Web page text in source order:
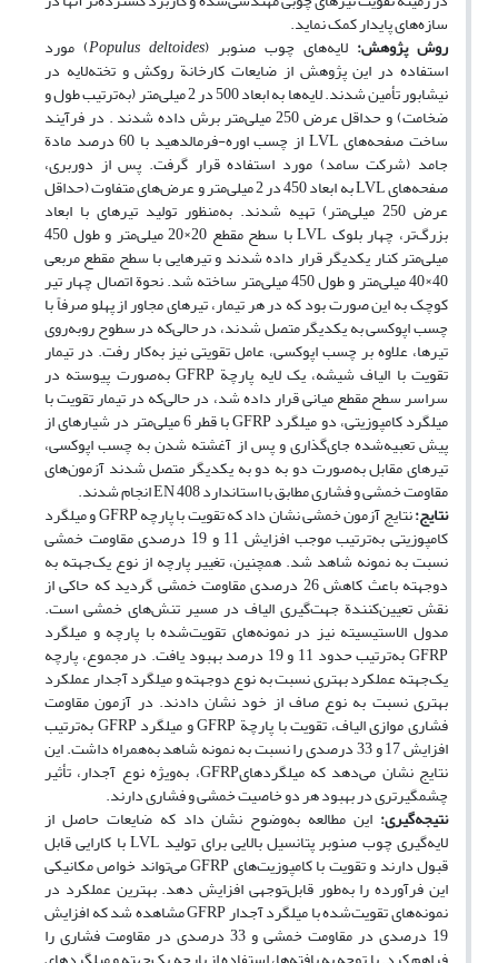
سازه‌های پایدار کمک نماید.
روش پژوهش: لایه‌های چوب صنوبر (Populus deltoides) مورد
استفاده در این پژوهش از ضایعات کارخانة روکش و تخته‌لایه در
نیشابور تأمین شدند. لایه‌ها به ابعاد 500 در 2 میلی‌متر (به‌ترتیب طول و
ضخامت) و حداقل عرض 250 میلی‌متر برش داده شدند . در فرآیند
ساخت صفحه‌های LVL از چسب اوره-فرمالدهید با 60 درصد مادة
جامد (شرکت سامد) مورد استفاده قرار گرفت. پس از دوربری،
صفحه‌های LVL به ابعاد 450 در 2 میلی‌متر و عرض‌های متفاوت (حداقل
عرض 250 میلی‌متر) تهیه شدند. به‌منظور تولید تیرهای با ابعاد
بزرگ‌تر، چهار بلوک LVL با سطح مقطع 20×20 میلی‌متر و طول 450
میلی‌متر کنار یکدیگر قرار داده شدند و تیرهایی با سطح مقطع مربعی
40×40 میلی‌متر و طول 450 میلی‌متر ساخته شد. نحوة اتصال چهار تیر
کوچک به این صورت بود که در هر تیمار، تیرهای مجاور از پهلو صرفاً با
چسب اپوکسی به یکدیگر متصل شدند، در حالی‌که در سطوح روبه‌روی
تیرها، علاوه بر چسب اپوکسی، عامل تقویتی نیز به‌کار رفت. در تیمار
تقویت با الیاف شیشه، یک لایه پارچة GFRP به‌صورت پیوسته در
سراسر سطح مقطع میانی قرار داده شد، در حالی‌که در تیمار تقویت با
میلگرد کامپوزیتی، دو میلگرد GFRP با قطر 6 میلی‌متر در شیارهای از
پیش تعبیه‌شده جای‌گذاری و پس از آغشته شدن به چسب اپوکسی،
تیرهای مقابل به‌صورت دو به دو به یکدیگر متصل شدند آزمون‌های
مقاومت خمشی و فشاری مطابق با استاندارد EN 408 انجام شدند.
نتایج: نتایج آزمون خمشی نشان داد که تقویت با پارچه GFRP و میلگرد
کامپوزیتی به‌ترتیب موجب افزایش 11 و 19 درصدی مقاومت خمشی
نسبت به نمونه شاهد شد. همچنین، تغییر پارچه از نوع یک‌جهته به
دو‌جهته باعث کاهش 26 درصدی مقاومت خمشی گردید که حاکی از
نقش تعیین‌کنندة جهت‌گیری الیاف در مسیر تنش‌های خمشی است.
مدول الاستیسیته نیز در نمونه‌های تقویت‌شده با پارچه و میلگرد
GFRP به‌ترتیب حدود 11 و 19 درصد بهبود یافت. در مجموع، پارچه
یک‌جهته عملکرد بهتری نسبت به نوع دو‌جهته و میلگرد آجدار عملکرد
بهتری نسبت به نوع صاف از خود نشان دادند. در آزمون مقاومت
فشاری موازی الیاف، تقویت با پارچة GFRP و میلگرد GFRP به‌ترتیب
افزایش 17 و 33 درصدی را نسبت به نمونه شاهد به‌همراه داشت. این
نتایج نشان می‌دهد که میلگردهایGFRP، به‌ویژه نوع آجدار، تأثیر
چشمگیرتری در بهبود هر دو خاصیت خمشی و فشاری دارند.
نتیجه‌گیری: این مطالعه به‌وضوح نشان داد که ضایعات حاصل از
لایه‌گیری چوب صنوبر پتانسیل بالایی برای تولید LVL با کارایی قابل
قبول دارند و تقویت با کامپوزیت‌های GFRP می‌تواند خواص مکانیکی
این فرآورده را به‌طور قابل‌توجهی افزایش دهد. بهترین عملکرد در
نمونه‌های تقویت‌شده با میلگرد آجدار GFRP مشاهده شد که افزایش
19 درصدی در مقاومت خمشی و 33 درصدی در مقاومت فشاری را